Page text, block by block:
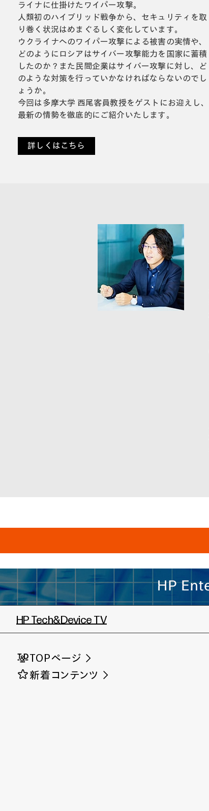
ライナに仕掛けたワイパー攻撃。
人類初のハイブリッド戦争から、セキュリティを取
り巻く状況はめまぐるしく変化しています。
ウクライナへのワイパー攻撃による被害の実情や、
どのようにロシアはサイバー攻撃能力を国家に蓄積
したのか？また民間企業はサイバー攻撃に対し、ど
のような対策を行っていかなければならないのでし
ょうか。
今回は多摩大学 西尾客員教授をゲストにお迎えし、
最新の情勢を徹底的にご紹介いたします。
詳しくはこちら
HP Tech&Device TV
TOPページ
新着コンテンツ